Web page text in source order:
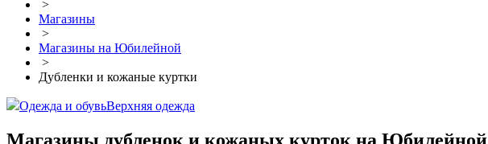
>
Магазины
>
Магазины на Юбилейной
>
Дубленки и кожаные куртки
Одежда и обувьВерхняя одежда